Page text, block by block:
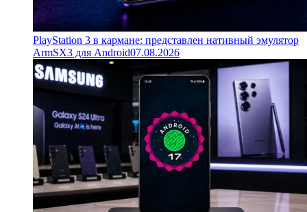
PlayStation 3 в кармане: представлен нативный эмулятор
ArmSX3 для Android07.08.2026